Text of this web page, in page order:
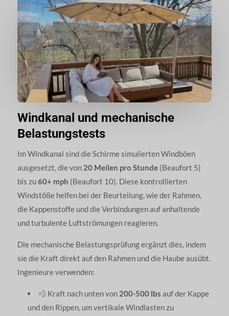
Windkanal und mechanische
Belastungstests
Im Windkanal sind die Schirme simulierten Windböen
ausgesetzt, die von 20 Meilen pro Stunde(Beaufort 5)
bis zu60+ mph (Beaufort 10). Diese kontrollierten
Windstöße helfen bei der Beurteilung, wie der Rahmen,
die Kappenstoffe und die Verbindungen auf anhaltende
und turbulente Luftströmungen reagieren.
Die mechanische Belastungsprüfung ergänzt dies, indem
sie die Kraft direkt auf den Rahmen und die Haube ausübt.
Ingenieure verwenden:
💨 Kraft nach unten von 200-500 lbs auf der Kappe
und den Rippen, um vertikale Windlasten zu